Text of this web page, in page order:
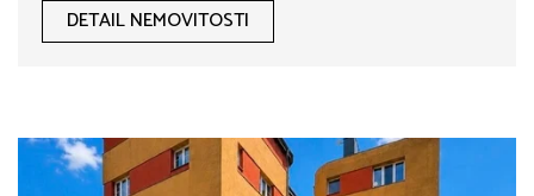
DETAIL NEMOVITOSTI